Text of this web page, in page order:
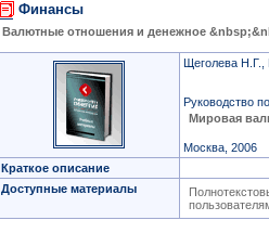
Финансы
Валютные отношения и денежное
Щеголева Н.Г.,
Руководство
Мировая
Москва, 2006
Краткое описание
Доступные материалы